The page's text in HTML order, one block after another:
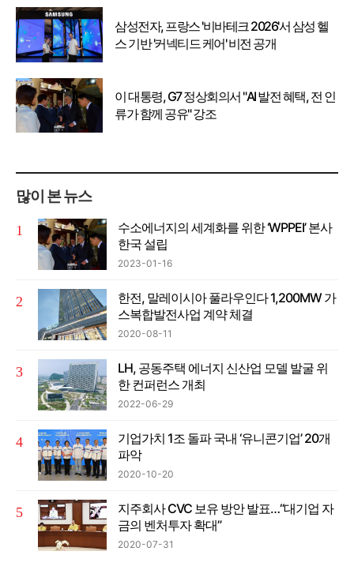
삼성전자, 프랑스 '비바테크 2026'서 삼성 헬
스 기반 '커넥티드 케어' 비전 공개
이 대통령, G7 정상회의서 "AI 발전 혜택, 전 인
류가 함께 공유" 강조
많이 본 뉴스
수소에너지의 세계화를 위한 ‘WPPEI’ 본사
한국 설립
2023-01-16
한전, 말레이시아 풀라우인다 1,200MW 가
스복합발전사업 계약 체결
2020-08-11
LH, 공동주택 에너지 신산업 모델 발굴 위
한 컨퍼런스 개최
2022-06-29
기업가치 1조 돌파 국내 ‘유니콘기업’ 20개
파악
2020-10-20
지주회사 CVC 보유 방안 발표…“대기업 자
금의 벤처투자 확대”
2020-07-31